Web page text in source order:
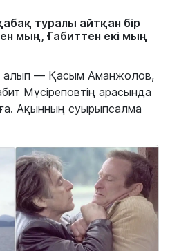
туралы айтқан бір
мың, Ғабиттен екі мың
алып — Қасым Аманжолов,
Мүсіреповтің арасында
Ақынның суырыпсалма